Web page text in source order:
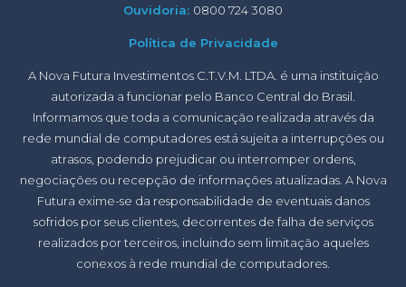
Ouvidoria: 0800 724 3080
Política de Privacidade
A Nova Futura Investimentos C.T.V.M. LTDA. é uma instituição
autorizada a funcionar pelo Banco Central do Brasil.
Informamos que toda a comunicação realizada através da
rede mundial de computadores está sujeita a interrupções ou
atrasos, podendo prejudicar ou interromper ordens,
negociações ou recepção de informações atualizadas. A Nova
Futura exime-se da responsabilidade de eventuais danos
sofridos por seus clientes, decorrentes de falha de serviços
realizados por terceiros, incluindo sem limitação aqueles
conexos à rede mundial de computadores.